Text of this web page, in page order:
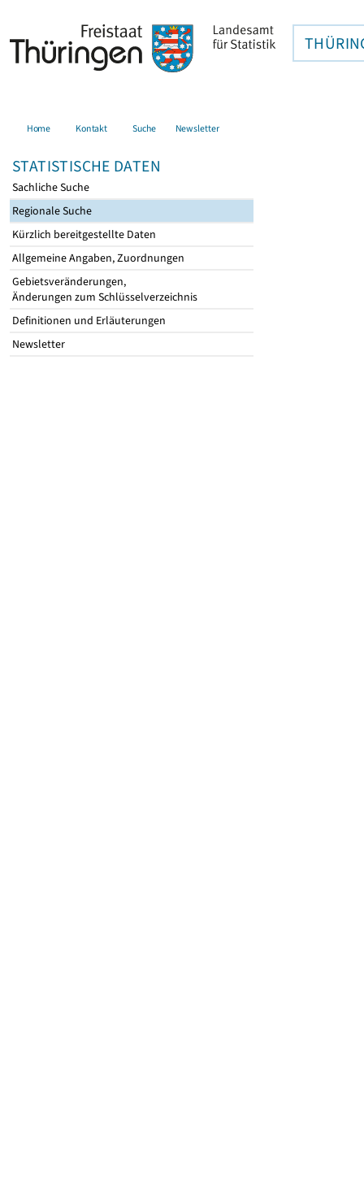
Home Kontakt Suche Newsletter
STATISTISCHE DATEN
Sachliche Suche
Regionale Suche
Kürzlich bereitgestellte Daten
Allgemeine Angaben, Zuordnungen
Gebietsveränderungen,
Änderungen zum Schlüsselverzeichnis
Definitionen und Erläuterungen
Newsletter